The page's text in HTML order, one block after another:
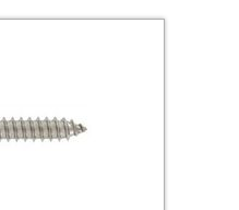
резьбой
резьбой